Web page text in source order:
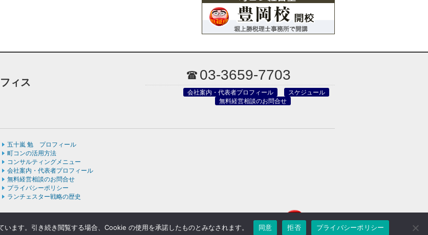
ィス 03-3659-7703
会社案内・代表者プロフィール
スケジュール
無料経営相談のお問合せ
五十嵐 勉 プロフィール
町コンの活用方法
コンサルティングメニュー
会社案内・代表者プロフィール
無料経営相談のお問合せ
プライバシーポリシー
ランチェスター戦略の歴史
スターの法則を学ぶなら五十嵐コンサルティングオフィス All rights resereved. Powered by DJCOM Inc.
ます。引き続き閲覧する場合、Cookie の使用を承諾したものとみなされます。 同意 拒否 プライバシーポリシー